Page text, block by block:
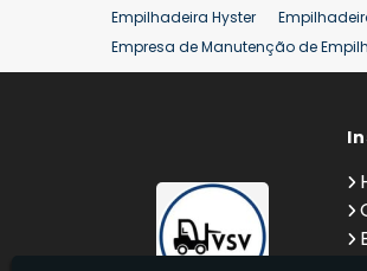
Empilhadeira Hyster
Empresa de Manutenção de
Locação Empilhadeira Hyster
Locação de Empilhadeira 25 ton